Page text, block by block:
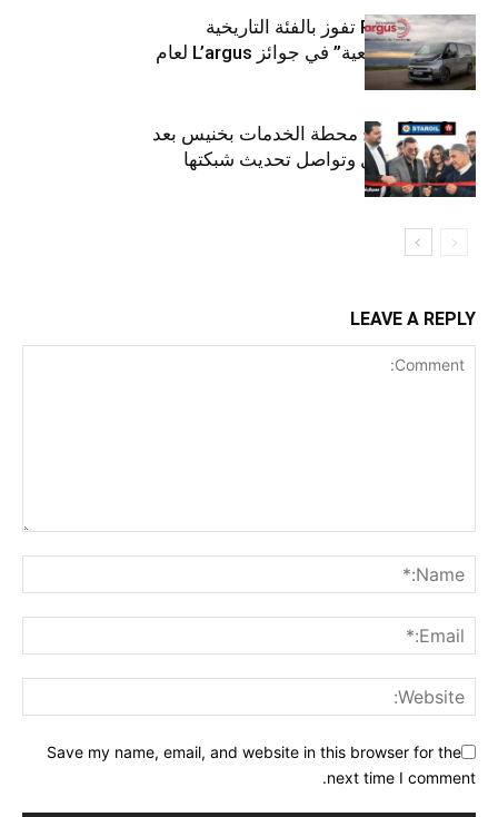
كيا PV5 Cargo تفوز بالفئة التاريخية
“للمركبات النفعية” في جوائز L’argus لعام
2026
ستارأويل تفتتح محطة الخدمات بخنيس بعد
تجديدهابالكامل وتواصل تحديث شبكتها
LEAVE A REPLY
Save my name, email, and website in this browser for the
next time I comment.